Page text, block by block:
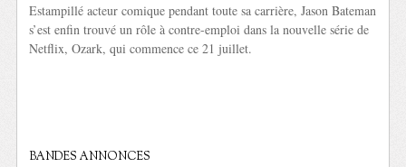
Estampillé acteur comique pendant toute sa carrière, Jason Bateman
s’est enfin trouvé un rôle à contre-emploi dans la nouvelle série de
Netflix, Ozark, qui commence ce 21 juillet.
BANDES ANNONCES